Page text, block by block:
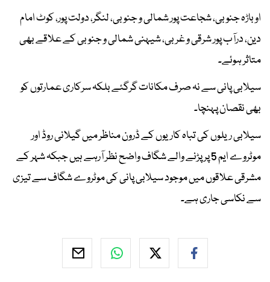
اوباڑہ جنوبی، شجاعت پور شمالی و جنوبی، لنگر، دولت پور، کوٹ امام
دین، درآب پور شرقی و غربی، شیہنی شمالی و جنوبی کے علاقے بھی
متاثر ہوئے۔
سیلابی پانی سے نہ صرف مکانات گرگئے بلکہ سرکاری عمارتوں کو
بھی نقصان پہنچا۔
سیلابی ریلوں کی تباہ کاریوں کے ڈرون مناظر میں گیلانی روڈ اور
موٹروے ایم 5 پر پڑنے والے شگاف واضح نظر آرہے ہیں جبکہ شہر کے
مشرقی علاقوں میں موجود سیلابی پانی کی موٹروے شگاف سے تیزی
سے نکاسی جاری ہے۔